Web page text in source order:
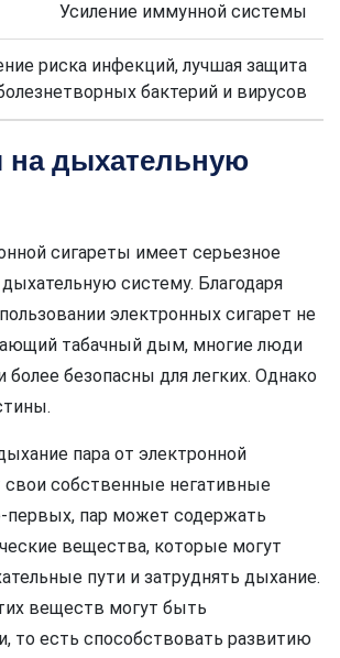
Усиление иммунной системы
риска инфекций, лучшая защита
бактерий и вирусов
дыхательную
сигареты имеет серьезное
систему. Благодаря
электронных сигарет не
табачный дым, многие люди
более безопасны для легких. Однако
пара от электронной
собственные негативные
первых, пар может содержать
вещества, которые могут
пути и затруднять дыхание.
веществ могут быть
то есть способствовать развитию